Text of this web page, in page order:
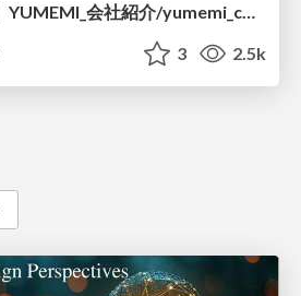
【デザイナー採用】YUMEMI_会社紹介/yumemi_company_introduction_designer
3 2.5k